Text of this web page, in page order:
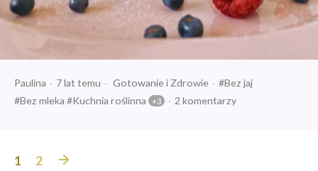
Opublikowany
przez
Paulina 7 lat temu
Opublikowany
w
Gotowanie Zdrowie Tagi:
Bez jaj
Bez mleka
Kuchnia roślinna 2 komentarzy
Stronicowanie
1 2